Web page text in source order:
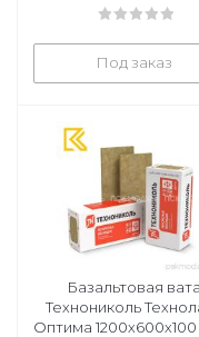
плит в уп
Под заказ
Базальтовая вата
Технониколь
Оптима 1200х600х100